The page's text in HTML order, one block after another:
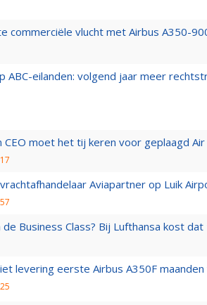
commerciële vlucht met Airbus A350-
ABC-eilanden: volgend jaar meer
CEO moet het tij keren voor geplaagd Air
vrachtafhandelaar Aviapartner op Luik
Business Class? Bij Lufthansa kost
levering eerste Airbus A350F